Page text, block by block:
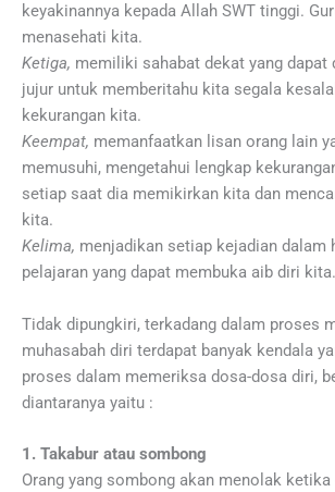
keyakinannya kepada Allah SWT tinggi.
menasehati kita.
Ketiga, memiliki sahabat dekat yang dapat
jujur untuk memberitahu kita segala
kekurangan kita.
Keempat, memanfaatkan lisan orang lain
memusuhi, mengetahui lengkap
setiap saat dia memikirkan kita dan
kita.
Kelima, menjadikan setiap kejadian dalam
pelajaran yang dapat membuka aib diri kita.
Tidak dipungkiri, terkadang dalam proses
muhasabah diri terdapat banyak kendala
proses dalam memeriksa dosa-dosa diri,
diantaranya yaitu :
1. Takabur atau sombong
Orang yang sombong akan menolak